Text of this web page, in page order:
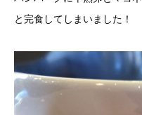
と完食してしまいました！